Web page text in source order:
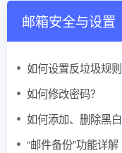
邮箱安全与设置
如何设置反垃圾规则
如何修改密码？
如何添加、删除黑白
“邮件备份”功能详解